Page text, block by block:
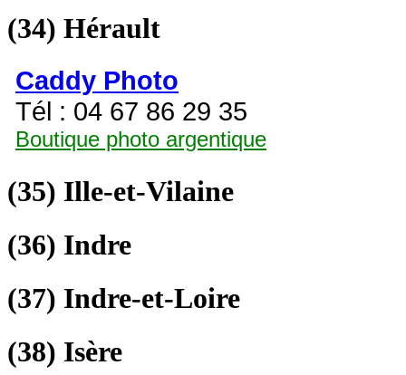
(34) Hérault
Caddy Photo
Tél : 04 67 86 29 35
Boutique photo argentique
(35) Ille-et-Vilaine
(36) Indre
(37) Indre-et-Loire
(38) Isère